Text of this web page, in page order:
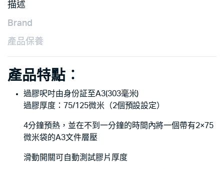
描述
Brand
產品保養
產品特點︰
過膠呎吋由身份証至A3(303毫米)
過膠厚度：75/125微米（2個預設設定）
4分鐘預熱，並在不到一分鐘的時間內將一個帶有2×75
微米袋的A3文件層壓
滑動開關可自動測試膠片厚度